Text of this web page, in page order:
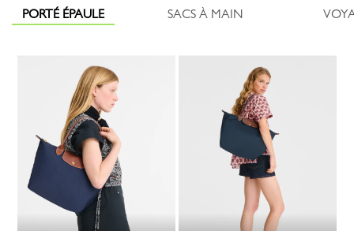
PORTÉ ÉPAULE SACS À MAIN